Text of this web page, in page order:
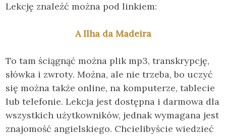
Lekcję znaleźć można pod linkiem:
A Ilha da Madeira
To tam ściągnąć można plik mp3, transkrypcję,
słówka i zwroty. Można, ale nie trzeba, bo uczyć
się można także online, na komputerze, tablecie
lub telefonie. Lekcja jest dostępna i darmowa dla
wszystkich użytkowników, jednak wymagana jest
znajomość angielskiego. Chcielibyście wiedzieć